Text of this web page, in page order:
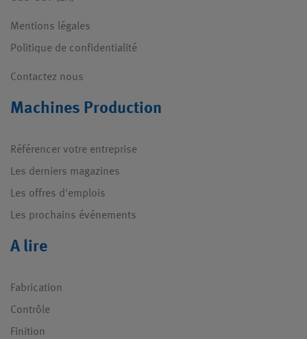
Mentions légales
Politique de confidentialité
Contactez nous
Machines Production
Référencer votre entreprise
Les derniers magazines
Les offres d'emplois
Les prochains événements
A lire
Fabrication
Contrôle
Finition